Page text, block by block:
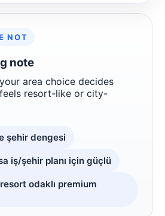
NOT
note
area choice decides
resort-like or city-
şehir dengesi
iş/şehir planı için güçlü
odaklı premium